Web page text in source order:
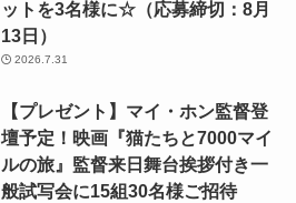
ットを3名様に☆（応募締切：8月
13日）
2026.7.31
【プレゼント】マイ・ホン監督登
壇予定！映画『猫たちと7000マイ
ルの旅』監督来日舞台挨拶付き一
般試写会に15組30名様ご招待